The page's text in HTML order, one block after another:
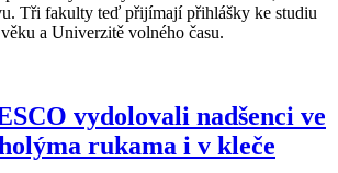
Tři fakulty teď přijímají přihlášky ke studiu
a Univerzitě volného času.
vydolovali nadšenci ve
rukama i v kleče